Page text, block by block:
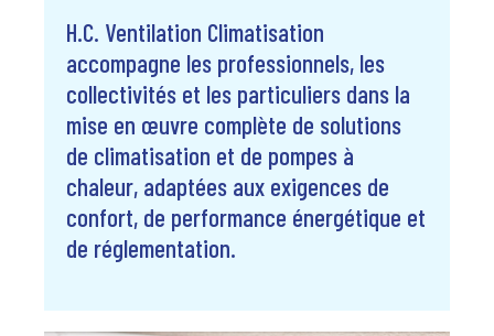
H.C. Ventilation Climatisation
accompagne les professionnels, les
collectivités et les particuliers dans la
mise en œuvre complète de solutions
de climatisation et de pompes à
chaleur, adaptées aux exigences de
confort, de performance énergétique et
de réglementation.